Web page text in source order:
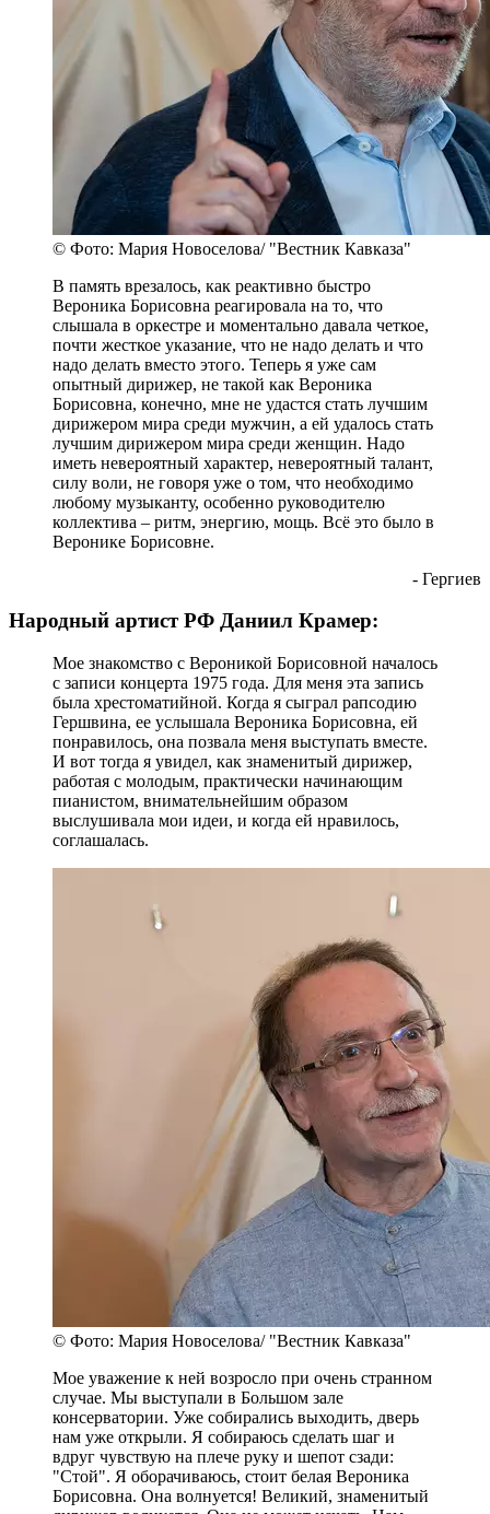
© Фото: Мария Новоселова/ "Вестник Кавказа"
В память врезалось, как реактивно быстро
Вероника Борисовна реагировала на то, что
слышала в оркестре и моментально давала четкое,
почти жесткое указание, что не надо делать и что
надо делать вместо этого. Теперь я уже сам
опытный дирижер, не такой как Вероника
Борисовна, конечно, мне не удастся стать лучшим
дирижером мира среди мужчин, а ей удалось стать
лучшим дирижером мира среди женщин. Надо
иметь невероятный характер, невероятный талант,
силу воли, не говоря уже о том, что необходимо
любому музыканту, особенно руководителю
коллектива – ритм, энергию, мощь. Всё это было в
Веронике Борисовне.
- Гергиев
Народный артист РФ Даниил Крамер:
Мое знакомство с Вероникой Борисовной началось
с записи концерта 1975 года. Для меня эта запись
была хрестоматийной. Когда я сыграл рапсодию
Гершвина, ее услышала Вероника Борисовна, ей
понравилось, она позвала меня выступать вместе.
И вот тогда я увидел, как знаменитый дирижер,
работая с молодым, практически начинающим
пианистом, внимательнейшим образом
выслушивала мои идеи, и когда ей нравилось,
соглашалась.
© Фото: Мария Новоселова/ "Вестник Кавказа"
Мое уважение к ней возросло при очень странном
случае. Мы выступали в Большом зале
консерватории. Уже собирались выходить, дверь
нам уже открыли. Я собираюсь сделать шаг и
вдруг чувствую на плече руку и шепот сзади:
"Стой". Я оборачиваюсь, стоит белая Вероника
Борисовна. Она волнуется! Великий, знаменитый